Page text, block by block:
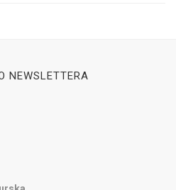
NEWSLETTERA